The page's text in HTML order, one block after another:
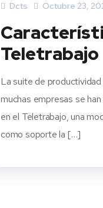
Dcts Octubre 23,
Teletrabajo
La suite de
muchas empresas se
en el Teletrabajo, una
como soporte la […]